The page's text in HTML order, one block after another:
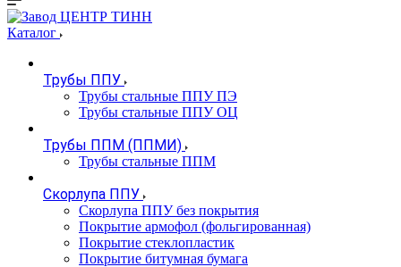
Каталог
Трубы ППУ
Трубы стальные ППУ ПЭ
Трубы стальные ППУ ОЦ
Трубы ППМ (ППМИ)
Трубы стальные ППМ
Скорлупа ППУ
Скорлупа ППУ без покрытия
Покрытие армофол (фольгированная)
Покрытие стеклопластик
Покрытие битумная бумага